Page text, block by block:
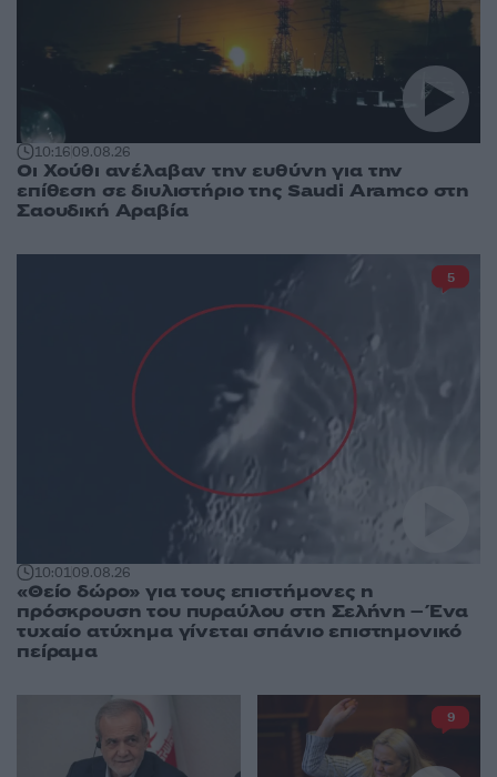
10:1609.08.26
Οι Χούθι ανέλαβαν την ευθύνη για την
επίθεση σε διυλιστήριο της Saudi Aramco στη
Σαουδική Αραβία
10:0109.08.26
«Θείο δώρο» για τους επιστήμονες η
πρόσκρουση του πυραύλου στη Σελήνη – Ένα
τυχαίο ατύχημα γίνεται σπάνιο επιστημονικό
πείραμα
5
9